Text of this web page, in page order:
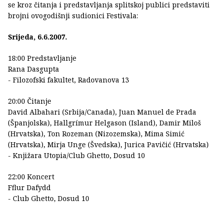
se kroz čitanja i predstavljanja splitskoj publici predstaviti
brojni ovogodišnji sudionici Festivala:
Srijeda, 6.6.2007.
18:00 Predstavljanje
Rana Dasgupta
- Filozofski fakultet, Radovanova 13
20:00 Čitanje
David Albahari (Srbija/Canada), Juan Manuel de Prada
(Španjolska), Hallgrímur Helgason (Island), Damir Miloš
(Hrvatska), Ton Rozeman (Nizozemska), Mima Simić
(Hrvatska), Mirja Unge (Švedska), Jurica Pavičić (Hrvatska)
- Knjižara Utopia/Club Ghetto, Dosud 10
22:00 Koncert
Fflur Dafydd
- Club Ghetto, Dosud 10